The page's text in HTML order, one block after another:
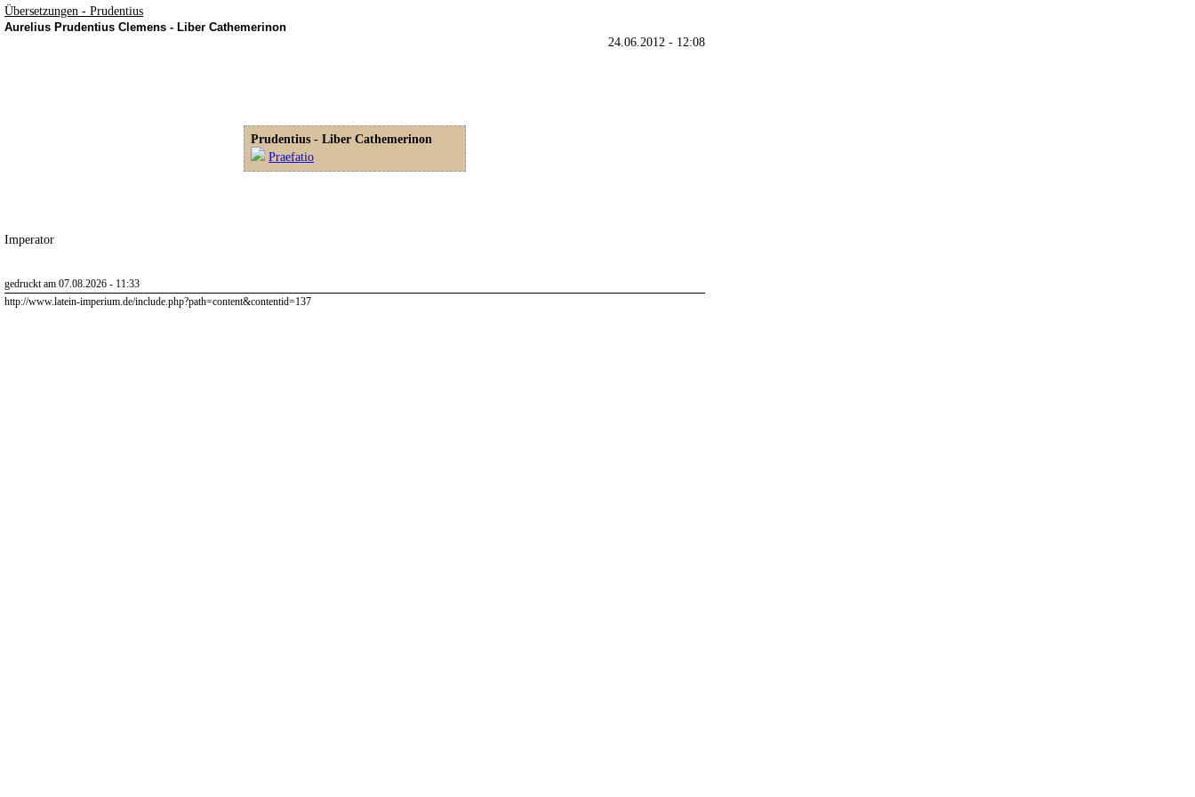
Übersetzungen - Prudentius
Aurelius Prudentius Clemens - Liber Cathemerinon
24.06.2012 - 12:08
Prudentius - Liber Cathemerinon
Praefatio
Imperator
gedruckt am 07.08.2026 - 11:33
http://www.latein-imperium.de/include.php?path=content&contentid=137